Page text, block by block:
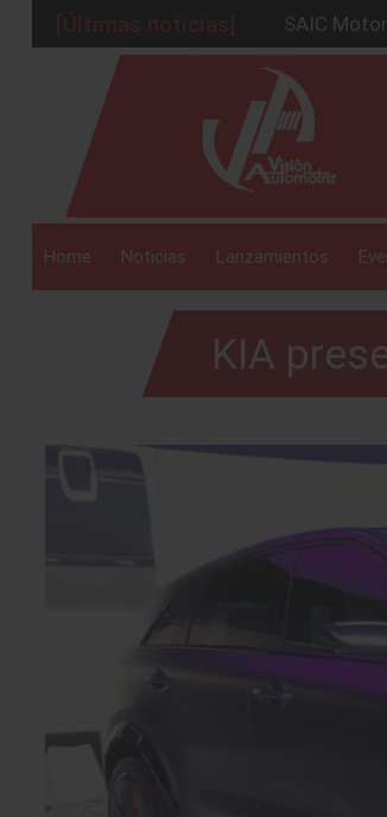
[Últimas noticias]
BMW
La Nissan
Kia lanza
GAC
SAIC
Home Noticias Lanzamientos
KIA